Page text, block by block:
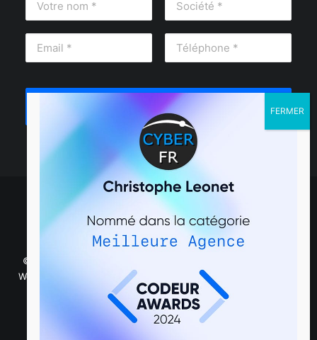
© 2025 CyberFR | Création de site internet – Développement
Wordpress et Prestashop. |
Mentions légales
transition